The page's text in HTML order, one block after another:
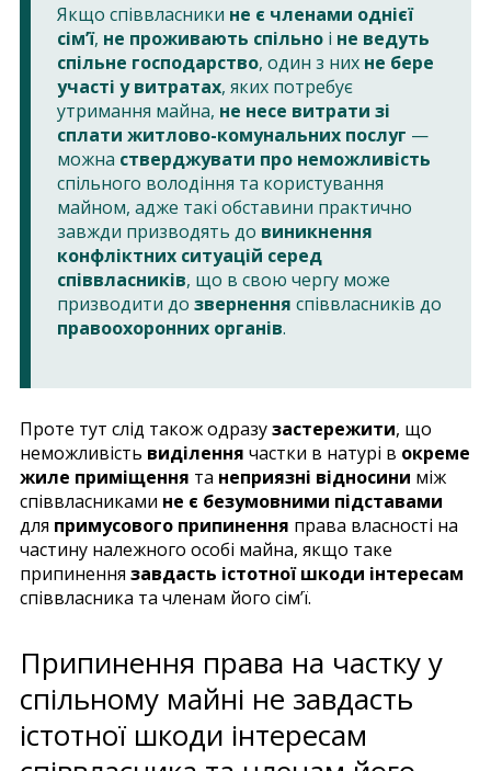
Якщо співвласники не є членами однієї
сім’ї, не проживають спільно і не ведуть
спільне господарство, один з них не бере
участі у витратах, яких потребує
утримання майна, не несе витрати зі
сплати житлово-комунальних послуг —
можна стверджувати про неможливість
спільного володіння та користування
майном, адже такі обставини практично
завжди призводять до виникнення
конфліктних ситуацій серед
співвласників, що в свою чергу може
призводити до звернення співвласників до
правоохоронних органів.
Проте тут слід також одразузастережити, що
неможливість виділення частки в натурі в окреме
жиле приміщення та неприязні відносини між
співвласниками не є безумовними підставами
для примусового припинення права власності на
частину належного особі майна, якщо таке
припинення завдасть істотної шкоди інтересам
співвласника та членам його сім’ї.
Припинення права на частку у
спільному майні не завдасть
істотної шкоди інтересам